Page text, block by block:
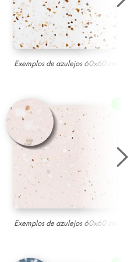
Exemplos de azulejos 60x60 cm
Exemplos de azulejos 60x60 cm